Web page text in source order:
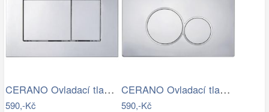
CERANO Ovladací tlačítko WC modulů Lite…
590,-Kč
CERANO Ovladací tlačítko WC modulů Lite…
590,-Kč